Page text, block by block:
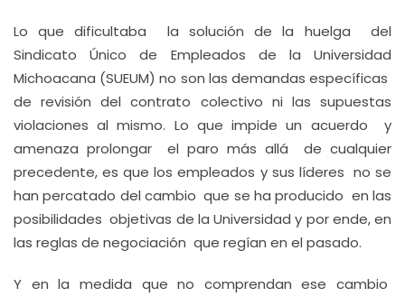
Lo que dificultaba la solución de la huelga del
Sindicato Único de Empleados de la Universidad
Michoacana (SUEUM) no son las demandas específicas
de revisión del contrato colectivo ni las supuestas
violaciones al mismo. Lo que impide un acuerdo y
amenaza prolongar el paro más allá de cualquier
precedente, es que los empleados y sus líderes no se
han percatado del cambio que se ha producido en las
posibilidades objetivas de la Universidad y por ende, en
las reglas de negociación que regían en el pasado.
Y en la medida que no comprendan ese cambio